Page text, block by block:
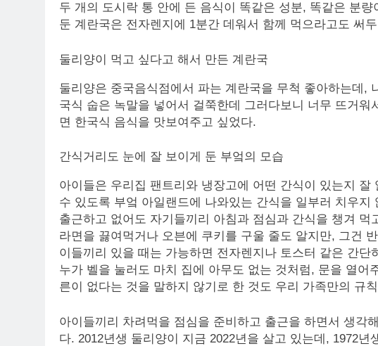
두 개의 도시락 통 안에 든 음식이 똑같은 성분, 똑같은 분
둔 계란국은 전자렌지에 1분간 데워서 함께 먹으라고도 써
둘리양이 먹고 싶다고 해서 만든 계란국
둘리양은 중국음식점에서 파는 계란국을 무척 좋아하는데,
국식 숩은 녹말을 넣어서 걸쭉한데 그러다보니 너무 뜨거
면 한국식 음식을 맛보여주고 싶었다.
간식거리도 눈에 잘 보이게 둔 부엌의 모습
아이들은 우리집 팬트리와 냉장고에 어떤 간식이 있는지
수 있도록 부엌 아일랜드에 나와있는 간식을 일부러 치우
출근하고 없어도 자기들끼리 아침과 점심과 간식을 챙겨
라면을 끓여먹거나 오븐에 쿠키를 구울 줄도 알지만, 그건
이들끼리 있을 때는 가능하면 전자렌지나 토스터 같은 간
누가 벨을 눌러도 마치 집에 아무도 없는 것처럼, 문을 열어
른이 없다는 것을 말하지 않기로 한 것도 우리 가족만의 규
아이들끼리 차려먹을 점심을 준비하고 출근을 하면서 생각
다. 2012년생 둘리양이 지금 2022년을 살고 있는데, 1972